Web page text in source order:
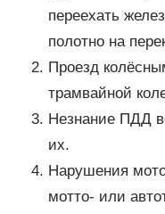
переехать
полотно на
Проезд
трамвайной
Незнание ПДД
их.
Нарушения
мотто- или